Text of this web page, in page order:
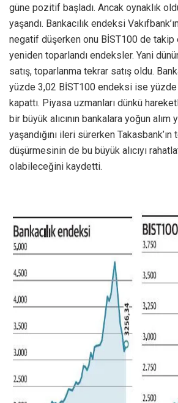
güne pozitif başladı. Ancak oynaklık
yaşandı. Bankacılık endeksi
negatif düşerken onu BİST100 de takip
yeniden toparlandı endeksler. Yani
satış, toparlanma tekrar satış oldu.
yüzde 3,02 BİST100 endeksi ise
kapattı. Piyasa uzmanları dünkü
bir büyük alıcının bankalara yoğun alım
yaşandığını ileri sürerken Takasbank’ın
düşürmesinin de bu büyük alıcıyı
olabileceğini kaydetti.